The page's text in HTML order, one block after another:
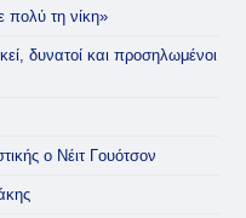
πολύ τη νίκη»
δυνατοί και προσηλωμένοι
ο Νέιτ Γουότσον